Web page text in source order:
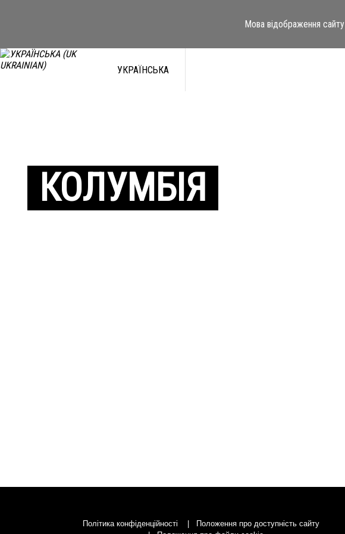
Мова відображення сайту
УКРАЇНСЬКА
КОЛУМБІЯ
Політика конфіденційності
Положення про доступність сайту